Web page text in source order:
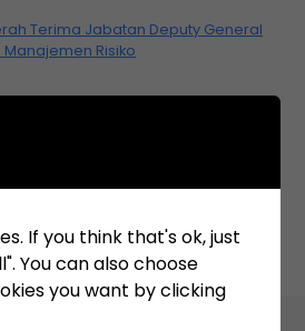
Terima Jabatan Deputy General
Risiko
Koja tpkkoja
If you think that's ok, just
You can also choose
you want by clicking